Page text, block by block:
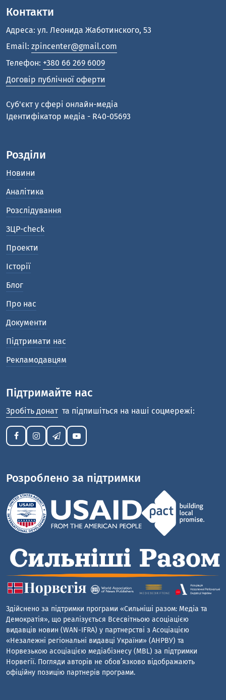
Контакти
Адреса: ул. Леонида Жаботинского, 53
Email: zpincenter@gmail.com
Телефон: +380 66 269 6009
Договір публічної оферти
Cуб'єкт у сфері онлайн-медіа
Ідентифікатор медіа - R40-05693
Розділи
Новини
Аналітика
Розслідування
ЗЦР-check
Проекти
Історії
Блог
Про нас
Документи
Підтримати нас
Рекламодавцям
Підтримайте нас
Зробіть донат та підпишіться на наші соцмережі:
Розроблено за підтримки
Здійснено за підтримки програми «Сильніші разом: Медіа та
Демократія», що реалізується Всесвітньою асоціацією
видавців новин (WAN-IFRA) у партнерстві з Асоціацією
«Незалежні регіональні видавці України» (АНРВУ) та
Норвезькою асоціацією медіабізнесу (MBL) за підтримки
Норвегії. Погляди авторів не обов’язково відображають
офіційну позицію партнерів програми.